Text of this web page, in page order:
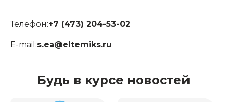
Телефон:+7 (473) 204-53-02
E-mail:s.ea@eltemiks.ru
Будь в курсе новостей